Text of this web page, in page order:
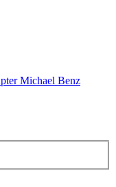
Michael Benz